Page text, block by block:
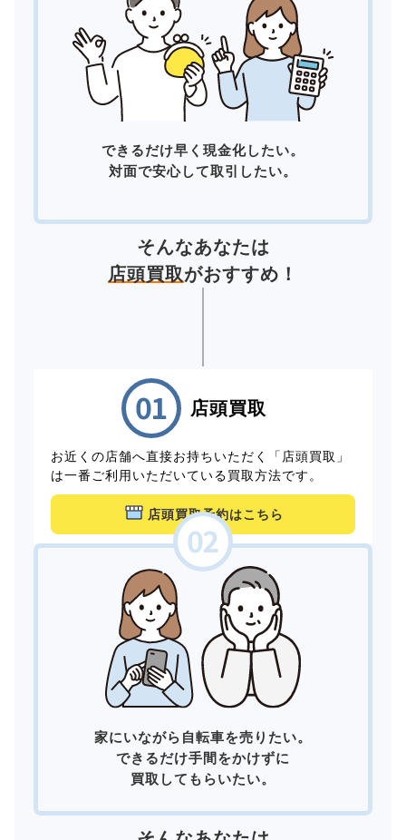
できるだけ早く現金化したい。
対面で安心して取引したい。
そんなあなたは
店頭買取がおすすめ！
店頭買取
お近くの店舗へ直接お持ちいただく「店頭買取」
は一番ご利用いただいている買取方法です。
店頭買取予約はこちら
家にいながら自転車を売りたい。
できるだけ手間をかけずに
買取してもらいたい。